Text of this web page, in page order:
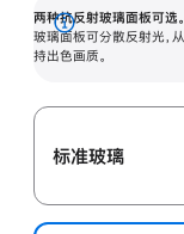
两种抗反射玻璃面板可选。
玻璃面板可分散反射光，
持出色画质。
展
开
标准玻璃